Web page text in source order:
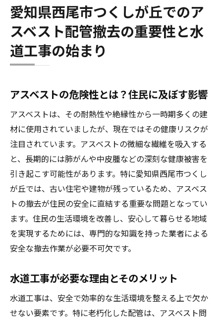
持続可能な水道インフラの将来像
住民参加型の安全推進活動の意義
水道工事におけるアスベスト撤去の専門知識と
地域住民への影響
イン
専門家による安全な撤去手順の紹介
環境への配慮を重視した工事方法
住民参加型の意識向上活動のすすめ
施工中の健康リスクとその対策
地域住民への透明性ある情報提供
安全なアスベスト配管撤去を実現するための現
地調査と施工のコツ
事前調査の重要性とその手順
アスベスト除去のための最新技術の活用
地域特性を考慮した工事計画の策定
緊急事態に備えた対応策の確立
工事後のアフターケアの必要性
愛知県西尾市つくしが丘でのア
スベスト配管撤去の重要性と水
道工事の始まり
アスベストの危険性とは？住民に及ぼす影響
アスベストは、その耐熱性や絶縁性から一時期多くの建
材に使用されていましたが、現在ではその健康リスクが
注目されています。アスベストの微細な繊維を吸入する
と、長期的には肺がんや中皮腫などの深刻な健康被害を
引き起こす可能性があります。特に愛知県西尾市つくし
が丘では、古い住宅や建物が残っているため、アスベス
トの撤去が住民の安全に直結する重要な問題となってい
ます。住民の生活環境を改善し、安心して暮らせる地域
を実現するためには、専門的な知識を持った業者による
安全な撤去作業が必要不可欠です。
水道工事が必要な理由とそのメリット
水道工事は、安全で効率的な生活環境を整える上で欠か
せない要素です。特に老朽化した配管は、アスベスト問